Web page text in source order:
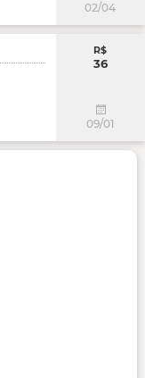
02/04
R$
36
09/01